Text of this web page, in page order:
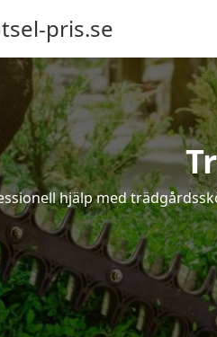
pris.se
hjälp med